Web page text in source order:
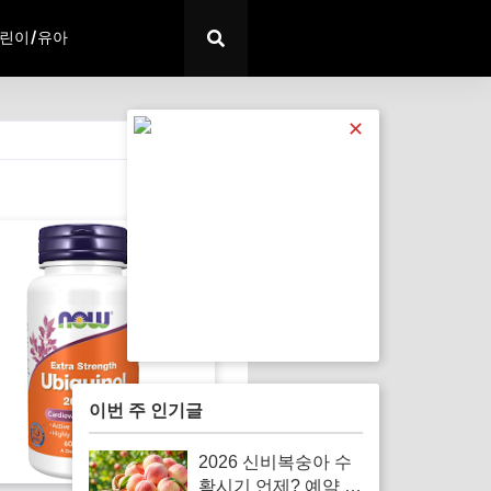
이/유아
✕
이번 주 인기글
2026 신비복숭아 수
확시기 언제? 예약 전